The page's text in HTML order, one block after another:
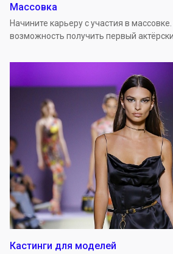
Массовка
Начините карьеру с участия в
возможность получить первый
Кастинги для моделей